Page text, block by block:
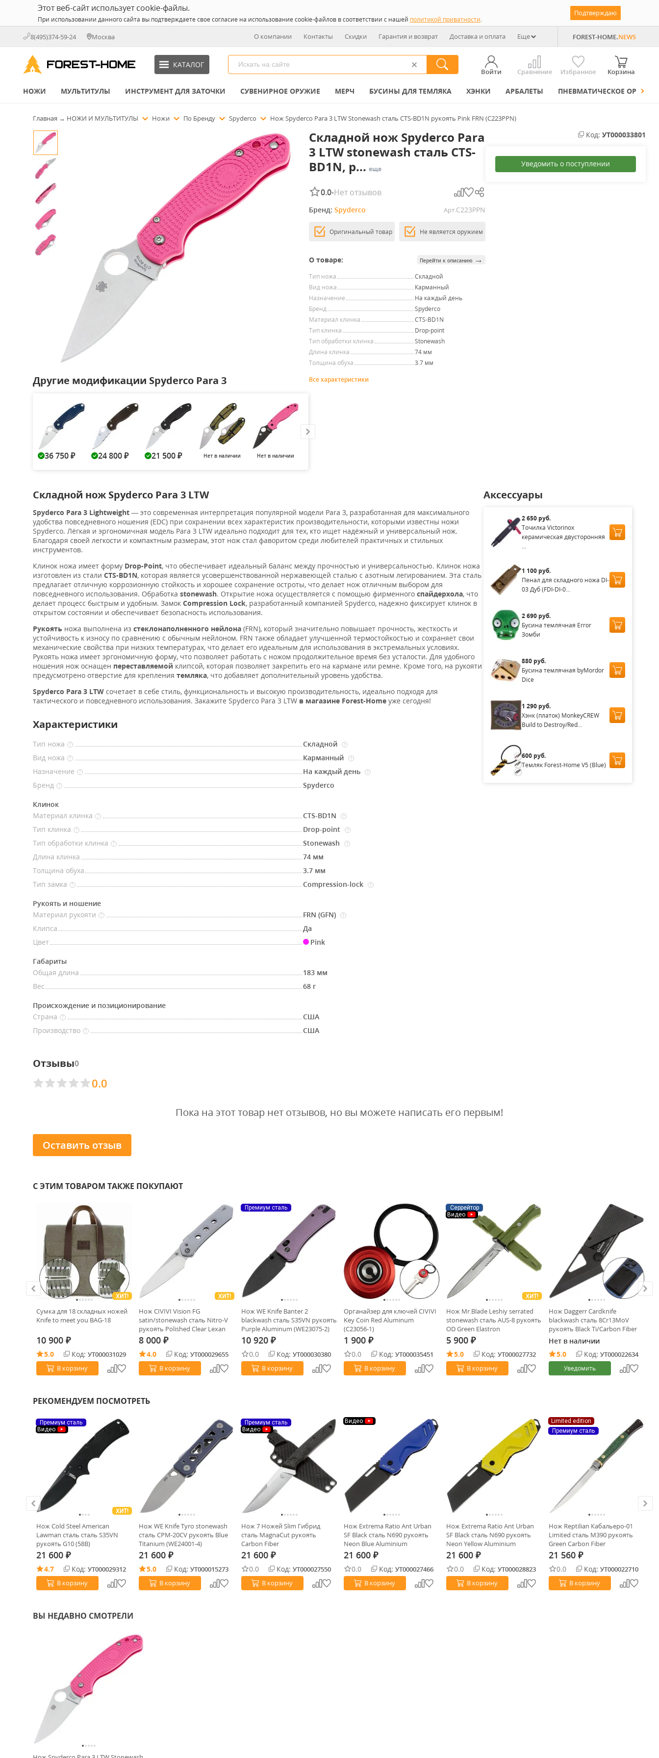
Этот веб-сайт использует cookie-файлы.
При использовании данного сайта вы подтверждаете свое согласие на использование cookie-файлов в соответствии с нашей политикой приватности.
Подтверждаю
8(495)374-59-24 Москва О компании Контакты Скидки Гарантия и возврат Доставка и оплата Еще FOREST-HOME.NEWS
КАТАЛОГ
Войти Сравнение Избранное Корзина
НОЖИ МУЛЬТИТУЛЫ ИНСТРУМЕНТ ДЛЯ ЗАТОЧКИ СУВЕНИРНОЕ ОРУЖИЕ МЕРЧ БУСИНЫ ДЛЯ ТЕМЛЯКА ХЭНКИ АРБАЛЕТЫ ПНЕВМАТИЧЕСКОЕ ОРУЖИЕ
Главная → НОЖИ И МУЛЬТИТУЛЫ Ножи По Бренду Spyderco Нож Spyderco Para 3 LTW Stonewash сталь CTS-BD1N рукоять Pink FRN (C223PPN)
Другие модификации Spyderco Para 3
36 750 ₽ 24 800 ₽ 21 500 ₽ Нет в наличии Нет в наличии
Складной нож Spyderco Para
3 LTW stonewash сталь CTS-
BD1N, р... еще
0.0•Нет отзывов
Бренд: Spyderco Арт.C223PPN
Оригинальный товар Не является оружием
О товаре: Перейти к описанию →
Тип ножа
Складной
Вид ножа
Карманный
Назначение
На каждый день
Бренд
Spyderco
Материал клинка
CTS-BD1N
Тип клинка
Drop-point
Тип обработки клинка
Stonewash
Длина клинка
74 мм
Толщина обуха
3.7 мм
Все характеристики
Код: УТ000033801
Уведомить о поступлении
Складной нож Spyderco Para 3 LTW
Spyderco Para 3 Lightweight — это современная интерпретация популярной модели Para 3, разработанная для максимального
удобства повседневного ношения (EDC) при сохранении всех характеристик производительности, которыми известны ножи
Spyderco. Лёгкая и эргономичная модель Para 3 LTW идеально подходит для тех, кто ищет надёжный и универсальный нож.
Благодаря своей легкости и компактным размерам, этот нож стал фаворитом среди любителей практичных и стильных
инструментов.
Клинок ножа имеет форму Drop-Point, что обеспечивает идеальный баланс между прочностью и универсальностью. Клинок ножа
изготовлен из стали CTS-BD1N, которая является усовершенствованной нержавеющей сталью с азотным легированием. Эта сталь
предлагает отличную коррозионную стойкость и хорошее сохранение остроты, что делает нож отличным выбором для
повседневного использования. Обработка stonewash. Открытие ножа осуществляется с помощью фирменного спайдерхола, что
делает процесс быстрым и удобным. Замок Compression Lock, разработанный компанией Spyderco, надежно фиксирует клинок в
открытом состоянии и обеспечивает безопасность использования.
Рукоять ножа выполнена из стеклонаполненного нейлона (FRN), который значительно повышает прочность, жесткость и
устойчивость к износу по сравнению с обычным нейлоном. FRN также обладает улучшенной термостойкостью и сохраняет свои
механические свойства при низких температурах, что делает его идеальным для использования в экстремальных условиях.
Рукоять ножа имеет эргономичную форму, что позволяет работать с ножом продолжительное время без усталости. Для удобного
ношения нож оснащен переставляемой клипсой, которая позволяет закрепить его на кармане или ремне. Кроме того, на рукояти
предусмотрено отверстие для крепления темляка, что добавляет дополнительный уровень удобства.
Spyderco Para 3 LTW сочетает в себе стиль, функциональность и высокую производительность, идеально подходя для
тактического и повседневного использования. Закажите Spyderco Para 3 LTW в магазине Forest-Home уже сегодня!
Характеристики
Тип ножа ? Складной ?
Вид ножа ? Карманный ?
Назначение ? На каждый день ?
Бренд ? Spyderco
Клинок
Материал клинка
? CTS-BD1N ?
Тип клинка ? Drop-point ?
Тип обработки клинка ? Stonewash ?
Длина клинка
74 мм
Толщина обуха
3.7 мм
Тип замка
? Compression-lock ?
Рукоять и ношение
Материал рукояти
? FRN (GFN) ?
Клипса
Да
Цвет
Pink
Габариты
Общая длина
183 мм
Вес
68 г
Происхождение и позиционирование
Страна
?
США
Производство
? США
Аксессуары
2 650 руб.
Точилка Victorinox
керамическая двусторонняя
...
1 100 руб.
Пенал для складного ножа DI-
03 Дуб (FDI-DI-0...
2 690 руб.
Бусина темлячная Error
Зомби
880 руб.
Бусина темлячная byMordor
Dice
1 290 руб.
Хэнк (платок) MonkeyCREW
Build to Destroy/Red...
600 руб.
Темляк Forest-Home V5 (Blue)
Отзывы0
0.0
Пока на этот товар нет отзывов, но вы можете написать его первым!
Оставить отзыв
С ЭТИМ ТОВАРОМ ТАКЖЕ ПОКУПАЮТ
ХИТ!
Сумка для 18 складных ножей
Knife to meet you BAG-18
10 900 ₽
5.0 Код: УТ000031029
В корзину
ХИТ!
Нож CIVIVI Vision FG
satin/stonewash сталь Nitro-V
рукоять Polished Clear Lexan
(C22036-7)
8 000 ₽
4.0 Код: УТ000029655
В корзину
Премиум сталь
Нож WE Knife Banter 2
blackwash сталь S35VN рукоять
Purple Aluminum (WE23075-2)
10 920 ₽
0.0 Код: УТ000030380
В корзину
Органайзер для ключей CIVIVI
Key Coin Red Aluminum
(C23056-1)
1 900 ₽
0.0 Код: УТ000035451
В корзину
Серрейтор
Видео
ХИТ!
Нож Mr.Blade Leshiy serrated
stonewash сталь AUS-8 рукоять
OD Green Elastron
5 900 ₽
5.0 Код: УТ000027732
В корзину
Нож Daggerr Cardknife
blackwash сталь 8Cr13MoV
рукоять Black Ti/Carbon Fiber
Нет в наличии
5.0
Код: УТ000022634
Уведомить
РЕКОМЕНДУЕМ ПОСМОТРЕТЬ
Премиум сталь
Видео
ХИТ!
Нож Cold Steel American
Lawman сталь сталь S35VN
рукоять G10 (58B)
21 600 ₽
4.7 Код: УТ000029312
В корзину
Нож WE Knife Tyro stonewash
сталь CPM-20CV рукоять Blue
Titanium (WE24001-4)
21 600 ₽
5.0 Код: УТ000015273
В корзину
Премиум сталь
Видео
Нож 7 Ножей Slim Гибрид
сталь MagnaCut рукоять
Carbon Fiber
21 600 ₽
0.0 Код: УТ000027550
В корзину
Видео
Нож Extrema Ratio Ant Urban
SF Black сталь N690 рукоять
Neon Blue Aluminium
21 600 ₽
0.0 Код: УТ000027466
В корзину
Нож Extrema Ratio Ant Urban
SF Black сталь N690 рукоять
Neon Yellow Aluminium
21 600 ₽
0.0 Код: УТ000028823
В корзину
Limited edition
Премиум сталь
Нож Reptilian Кабальеро-01
Limited сталь M390 рукоять
Green Carbon Fiber
21 560 ₽
0.0 Код: УТ000022710
В корзину
ВЫ НЕДАВНО СМОТРЕЛИ